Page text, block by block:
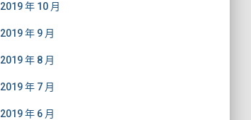
2019 年 10 月
2019 年 9 月
2019 年 8 月
2019 年 7 月
2019 年 6 月